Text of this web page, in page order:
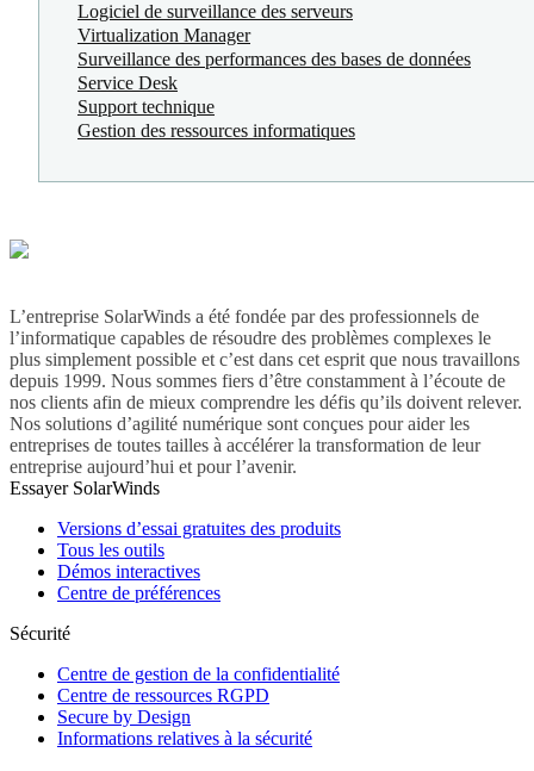
Logiciel de surveillance des serveurs
Virtualization Manager
Surveillance des performances des bases de données
Service Desk
Support technique
Gestion des ressources informatiques
L’entreprise SolarWinds a été fondée par des professionnels de
l’informatique capables de résoudre des problèmes complexes le
plus simplement possible et c’est dans cet esprit que nous travaillons
depuis 1999. Nous sommes fiers d’être constamment à l’écoute de
nos clients afin de mieux comprendre les défis qu’ils doivent relever.
Nos solutions d’agilité numérique sont conçues pour aider les
entreprises de toutes tailles à accélérer la transformation de leur
entreprise aujourd’hui et pour l’avenir.
Essayer SolarWinds
Versions d’essai gratuites des produits
Tous les outils
Démos interactives
Centre de préférences
Sécurité
Centre de gestion de la confidentialité
Centre de ressources RGPD
Secure by Design
Informations relatives à la sécurité